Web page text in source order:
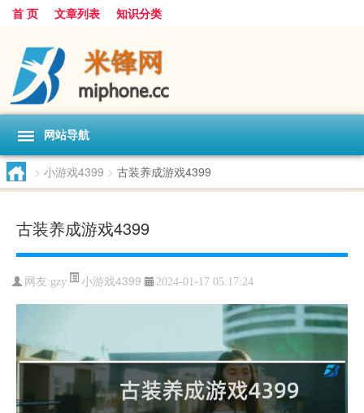
首 页 文章列表 知识分类
网站导航
> 小游戏4399 > 古装养成游戏4399
古装养成游戏4399
网友:gzy 小游戏4399 2024-01-17 05:17:24